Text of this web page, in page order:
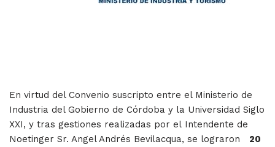
En virtud del Convenio suscripto entre el Ministerio de
Industria del Gobierno de Córdoba y la Universidad Siglo
XXI, y tras gestiones realizadas por el Intendente de
Noetinger Sr. Angel Andrés Bevilacqua, se lograron 20